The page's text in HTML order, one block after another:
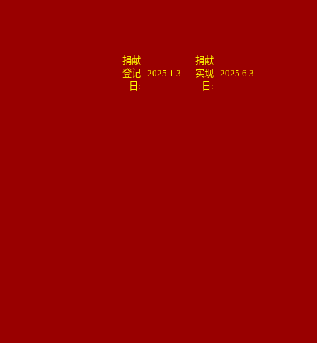
捐献
登记
日:
2025.1.3
捐献
实现
日:
2025.6.3